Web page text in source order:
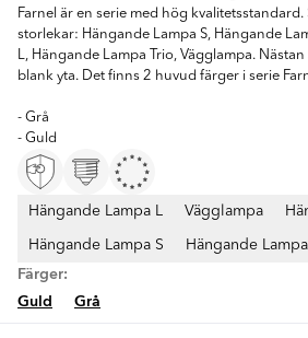
Farnel är en serie med hög
storlekar: Hängande Lampa S, Hängande
L, Hängande Lampa Trio, Vägglampa.
blank yta. Det finns 2 huvud färger i serie
- Grå
- Guld
Hängande Lampa L Vägglampa
Hängande Lampa S Hängande
Färger:
Guld
Grå